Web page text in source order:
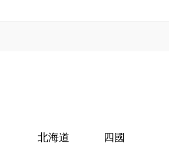
北海道 四國